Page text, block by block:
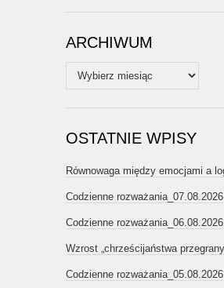
ARCHIWUM
Archiwum
OSTATNIE WPISY
Równowaga między emocjami a
Codzienne rozważania_07.08.2026
Codzienne rozważania_06.08.2026
Wzrost „chrześcijaństwa
Codzienne rozważania_05.08.2026